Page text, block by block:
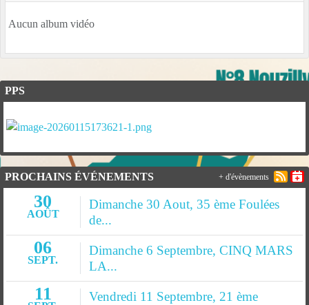
Aucun album vidéo
PPS
PROCHAINS ÉVÉNEMENTS
30
AOÛT
Dimanche 30 Aout, 35 ème Foulées
de...
06
SEPT.
Dimanche 6 Septembre, CINQ MARS
LA...
11
Vendredi 11 Septembre, 21 ème
+ d'évènements